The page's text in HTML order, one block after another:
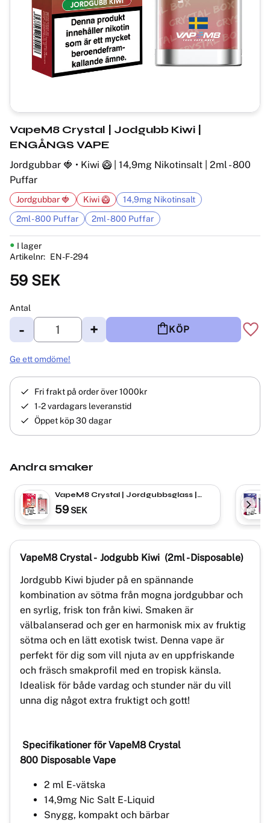
VapeM8 Crystal | Jodgubb Kiwi |
ENGÅNGS VAPE
Jordgubbar 🍓 • Kiwi 🥝 | 14,9mg Nikotinsalt | 2ml - 800
Puffar
59 SEK
Antal
+
- KÖP
I lager
Artikelnr
EN-F-294
Jordgubbar 🍓 Kiwi 🥝
14,9mg Nikotinsalt
2ml - 800 Puffar
2ml - 800 Puffar
Ge ett omdöme!
Fri frakt på order över 1000kr
1-2 vardagars leveranstid
Öppet köp 30 dagar
Andra smaker
VapeM8 Crystal | Jordgubbsglass |
ENGÅNGS VAPE
59 SEK
VapeM8 Crystal - Jodgubb Kiwi (2ml - Disposable)
Jordgubb Kiwi bjuder på en spännande
kombination av sötma från mogna jordgubbar och
en syrlig, frisk ton från kiwi. Smaken är
välbalanserad och ger en harmonisk mix av fruktig
sötma och en lätt exotisk twist. Denna vape är
perfekt för dig som vill njuta av en uppfriskande
och fräsch smakprofil med en tropisk känsla.
Idealisk för både vardag och stunder när du vill
unna dig något extra fruktigt och gott!
Specifikationer för VapeM8 Crystal
800 Disposable Vape
2 ml E-vätska
14,9mg Nic Salt E-Liquid
Snygg, kompakt och bärbar